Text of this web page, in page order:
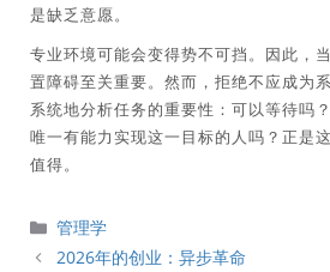
是缺乏意愿。
专业环境可能会变得势不可挡。因此，
置障碍至关重要。然而，拒绝不应成为
系统地分析任务的重要性：可以等待吗
唯一有能力实现这一目标的人吗？正是
值得。
分
類
管理学
2026年的创业：异步革命